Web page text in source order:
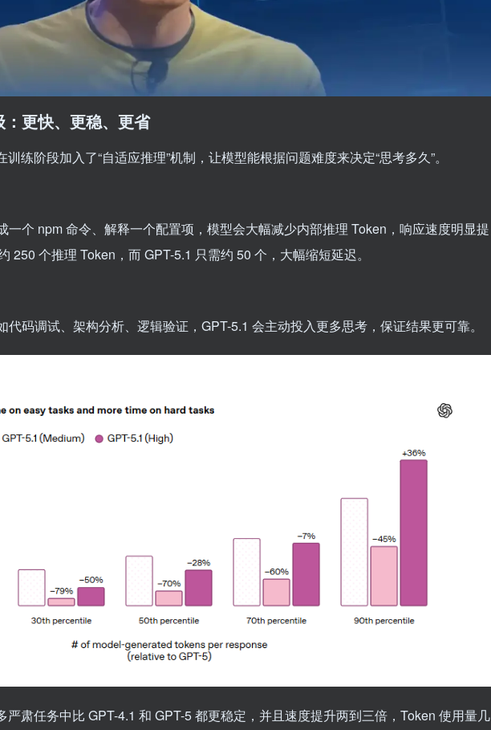
更快、更稳、更省
练阶段加入了“自适应推理”机制，让模型能根据问题难度来决定“思考多久”。
一个 npm 命令、解释一个配置项，模型会大幅减少内部推理 Token，响应速度明显提
250 个推理 Token，而 GPT-5.1 只需约 50 个，大幅缩短延迟。
码调试、架构分析、逻辑验证，GPT-5.1 会主动投入更多思考，保证结果更可靠。
严肃任务中比 GPT-4.1 和 GPT-5 都更稳定，并且速度提升两到三倍，Token 使用量几